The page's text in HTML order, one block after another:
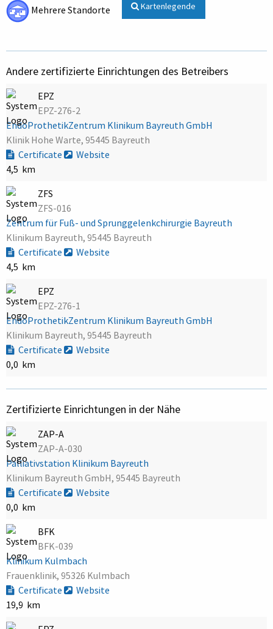
Mehrere Standorte Kartenlegende
Andere zertifizierte Einrichtungen des Betreibers
EPZ
EPZ-276-2
EndoProthetikZentrum Klinikum Bayreuth GmbH
Klinik Hohe Warte, 95445 Bayreuth
Certificate
Website
4,5 km
ZFS
ZFS-016
Zentrum für Fuß- und Sprunggelenkchirurgie Bayreuth
Klinikum Bayreuth, 95445 Bayreuth
Certificate
Website
4,5 km
EPZ
EPZ-276-1
EndoProthetikZentrum Klinikum Bayreuth GmbH
Klinikum Bayreuth, 95445 Bayreuth
Certificate
Website
0,0 km
Zertifizierte Einrichtungen in der Nähe
ZAP-A
ZAP-A-030
Palliativstation Klinikum Bayreuth
Klinikum Bayreuth GmbH, 95445 Bayreuth
Certificate
Website
0,0 km
BFK
BFK-039
Klinikum Kulmbach
Frauenklinik, 95326 Kulmbach
Certificate
Website
19,9 km